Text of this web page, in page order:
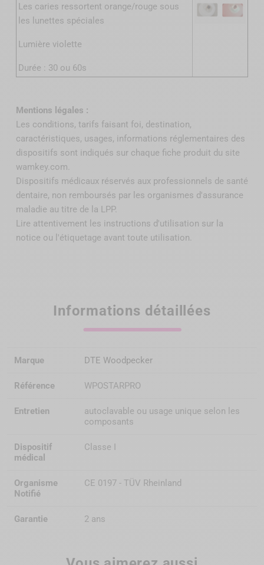
Les caries ressortent orange/rouge sous
les lunettes spéciales
Lumière violette
Durée : 30 ou 60s
Mentions légales :
Les conditions, tarifs faisant foi, destination,
caractéristiques, usages, informations réglementaires des
dispositifs sont indiqués sur chaque fiche produit du site
wamkey.com.
Dispositifs médicaux réservés aux professionnels de santé
dentaire, non remboursés par les organismes d'assurance
maladie au titre de la LPP.
Lire attentivement les instructions d'utilisation sur la
notice ou l'étiquetage avant toute utilisation.
Informations détaillées
Marque DTE Woodpecker
Référence WPOSTARPRO
Entretien
autoclavable ou usage unique selon les
composants
Dispositif
médical
Classe I
Organisme
Notifié
CE 0197 - TÜV Rheinland
Garantie 2 ans